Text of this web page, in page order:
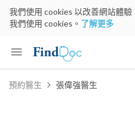
我們使用 cookies 以改善網站體
我們使用 cookies。 了解更多
Keyword
預約醫生 張偉強醫生